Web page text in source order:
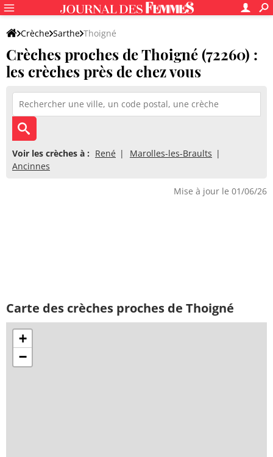
Crèche Sarthe Thoigné
Crèches proches de Thoigné (72260) :
les crèches près de chez vous
Voir les crèches à : René
Marolles-les-Braults
Ancinnes
Mise à jour le 01/06/26
Carte des crèches proches de Thoigné
+
−